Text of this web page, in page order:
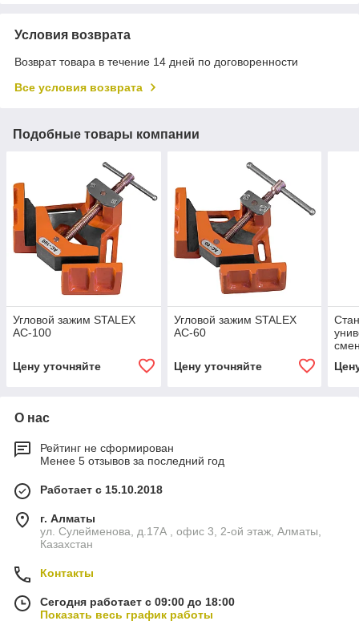
Условия возврата
Возврат товара в течение 14 дней по договоренности
Все условия возврата
Подобные товары компании
Угловой зажим STALEX
AC-100
Цену уточняйте
Угловой зажим STALEX
AC-60
Цену уточняйте
О нас
Рейтинг не сформирован
Менее 5 отзывов за последний год
Работает с 15.10.2018
г. Алматы
ул. Сулейменова, д.17А , офис 3, 2-ой этаж, Алматы,
Казахстан
Контакты
Сегодня работает с 09:00 до 18:00
Показать весь график работы